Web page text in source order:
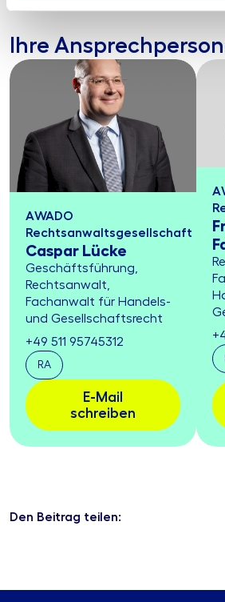
Ihre
AWADO
Rechtsanwaltsgesellschaft
Caspar Lücke
Geschäftsführung,
Rechtsanwalt,
Fachanwalt für Handels-
und Gesellschaftsrecht
+49 511 95745312
RA
E-Mail
schreiben
Den Beitrag teilen: